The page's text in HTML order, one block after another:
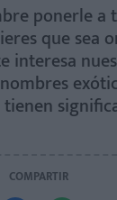
ponerle a
que sea
interesa
COMPARTIR